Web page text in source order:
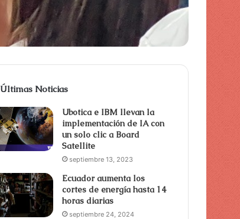
Últimas Noticias
Ubotica e IBM llevan la
implementación de IA con
un solo clic a Board
Satellite
septiembre 13, 2023
Ecuador aumenta los
cortes de energía hasta 14
horas diarias
septiembre 24, 2024